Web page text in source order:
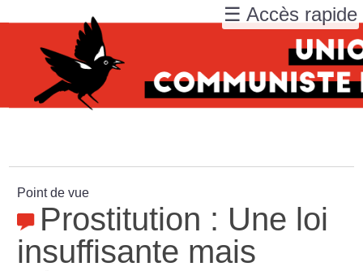
Point de vue
Prostitution : Une loi
insuffisante mais
☰ Accès rapide